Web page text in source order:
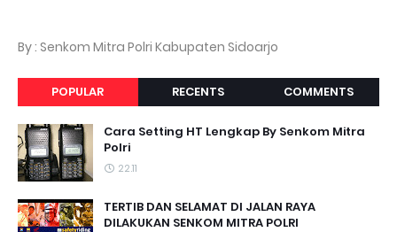
By : Senkom Mitra Polri Kabupaten Sidoarjo
POPULAR RECENTS COMMENTS
Cara Setting HT Lengkap By Senkom Mitra
Polri
22.11
TERTIB DAN SELAMAT DI JALAN RAYA
DILAKUKAN SENKOM MITRA POLRI